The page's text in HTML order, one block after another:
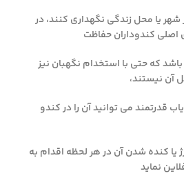
شهر یا محل زندگی نگهداری کنند، در
اصلی کندوداران حفاظت
که حتی با استخدام نگهبان نیز
آن نیستند،
قدرتمند می توانید آن را در کندو
یا کنده شدن آن در هر لحظه اقدام به
نماید